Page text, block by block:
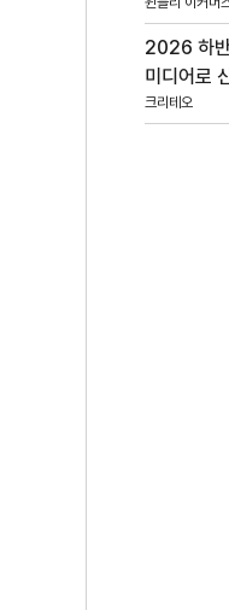
2026 하
미디어로
크리테오